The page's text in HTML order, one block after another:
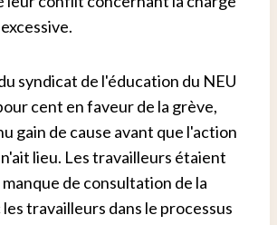
syndicat de l'éducation du NEU
cent en faveur de la grève,
gain de cause avant que l'action
lieu. Les travailleurs étaient
de consultation de la
travailleurs dans le processus